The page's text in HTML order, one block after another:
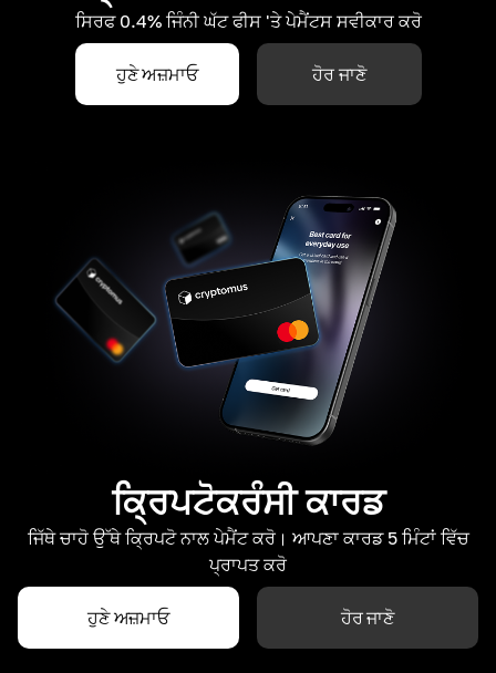
ਸਿਰਫ 0.4% ਜਿੰਨੀ ਘੱਟ ਫੀਸ 'ਤੇ ਪੇਮੈਂਟਸ ਸਵੀਕਾਰ ਕਰੋ
ਹੁਣੇ ਅਜ਼ਮਾਓ ਹੋਰ ਜਾਣੋ
ਕ੍ਰਿਪਟੋਕਰੰਸੀ ਕਾਰਡ
ਜਿੱਥੇ ਚਾਹੋ ਉੱਥੇ ਕ੍ਰਿਪਟੋ ਨਾਲ ਪੇਮੈਂਟ ਕਰੋ। ਆਪਣਾ ਕਾਰਡ 5 ਮਿੰਟਾਂ ਵਿੱਚ
ਪ੍ਰਾਪਤ ਕਰੋ
ਹੁਣੇ ਅਜ਼ਮਾਓ ਹੋਰ ਜਾਣੋ